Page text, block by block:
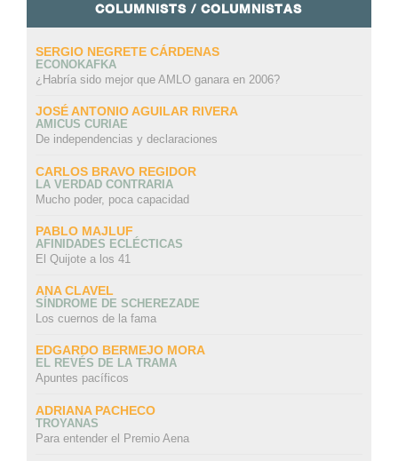
COLUMNISTS / COLUMNISTAS
SERGIO NEGRETE CÁRDENAS
ECONOKAFKA
¿Habría sido mejor que AMLO ganara en 2006?
JOSÉ ANTONIO AGUILAR RIVERA
AMICUS CURIAE
De independencias y declaraciones
CARLOS BRAVO REGIDOR
LA VERDAD CONTRARIA
Mucho poder, poca capacidad
PABLO MAJLUF
AFINIDADES ECLÉCTICAS
El Quijote a los 41
ANA CLAVEL
SÍNDROME DE SCHEREZADE
Los cuernos de la fama
EDGARDO BERMEJO MORA
EL REVÉS DE LA TRAMA
Apuntes pacíficos
ADRIANA PACHECO
TROYANAS
Para entender el Premio Aena